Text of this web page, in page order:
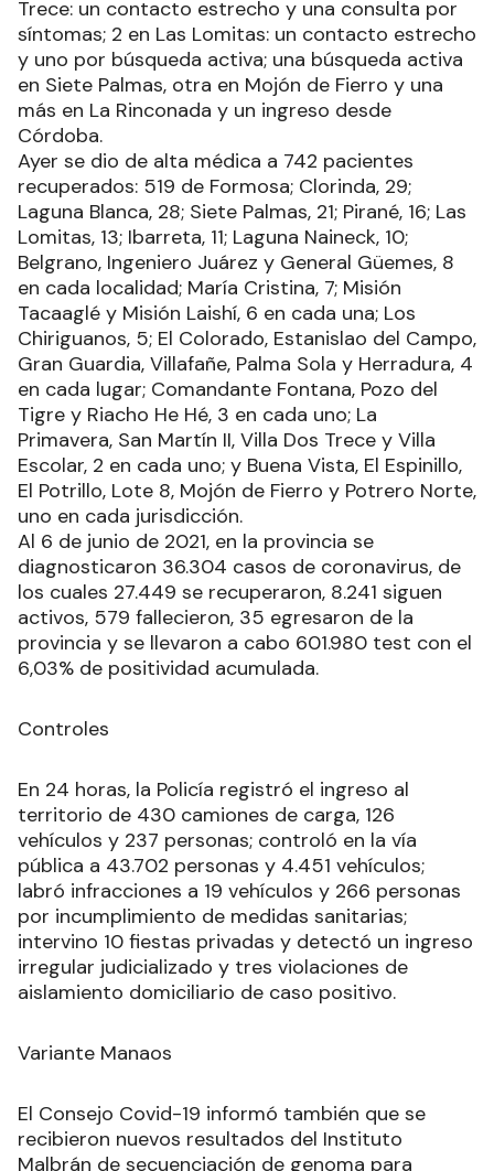
Trece: un contacto estrecho y una consulta por
síntomas; 2 en Las Lomitas: un contacto estrecho
y uno por búsqueda activa; una búsqueda activa
en Siete Palmas, otra en Mojón de Fierro y una
más en La Rinconada y un ingreso desde
Córdoba.
Ayer se dio de alta médica a 742 pacientes
recuperados: 519 de Formosa; Clorinda, 29;
Laguna Blanca, 28; Siete Palmas, 21; Pirané, 16; Las
Lomitas, 13; Ibarreta, 11; Laguna Naineck, 10;
Belgrano, Ingeniero Juárez y General Güemes, 8
en cada localidad; María Cristina, 7; Misión
Tacaaglé y Misión Laishí, 6 en cada una; Los
Chiriguanos, 5; El Colorado, Estanislao del Campo,
Gran Guardia, Villafañe, Palma Sola y Herradura, 4
en cada lugar; Comandante Fontana, Pozo del
Tigre y Riacho He Hé, 3 en cada uno; La
Primavera, San Martín II, Villa Dos Trece y Villa
Escolar, 2 en cada uno; y Buena Vista, El Espinillo,
El Potrillo, Lote 8, Mojón de Fierro y Potrero Norte,
uno en cada jurisdicción.
Al 6 de junio de 2021, en la provincia se
diagnosticaron 36.304 casos de coronavirus, de
los cuales 27.449 se recuperaron, 8.241 siguen
activos, 579 fallecieron, 35 egresaron de la
provincia y se llevaron a cabo 601.980 test con el
6,03% de positividad acumulada.
Controles
En 24 horas, la Policía registró el ingreso al
territorio de 430 camiones de carga, 126
vehículos y 237 personas; controló en la vía
pública a 43.702 personas y 4.451 vehículos;
labró infracciones a 19 vehículos y 266 personas
por incumplimiento de medidas sanitarias;
intervino 10 fiestas privadas y detectó un ingreso
irregular judicializado y tres violaciones de
aislamiento domiciliario de caso positivo.
Variante Manaos
El Consejo Covid-19 informó también que se
recibieron nuevos resultados del Instituto
Malbrán de secuenciación de genoma para